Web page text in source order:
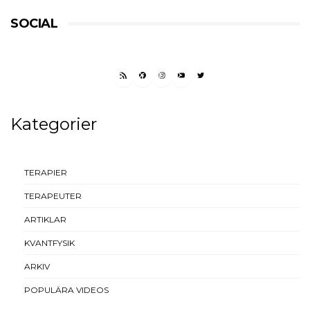
SOCIAL
RSS FEEDFACEBOOK
INSTAGRAM
YOUTUBETWITTER
Kategorier
TERAPIER
TERAPEUTER
ARTIKLAR
KVANTFYSIK
ARKIV
POPULÄRA VIDEOS